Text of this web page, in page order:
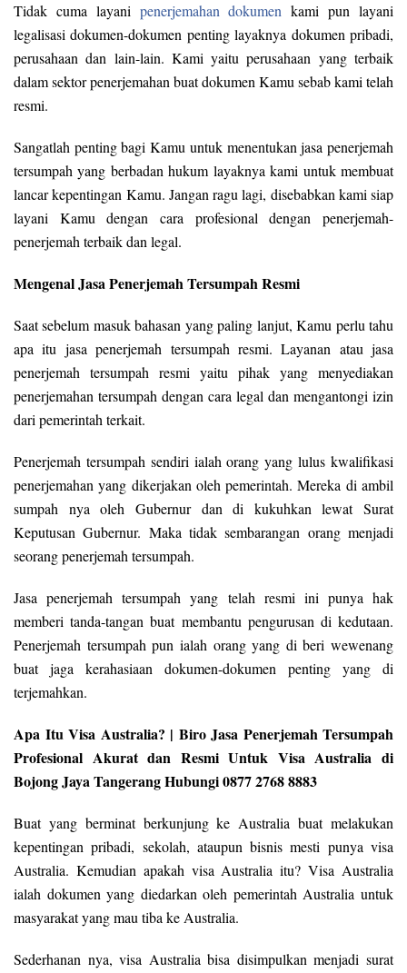
Tidak cuma layani penerjemahan dokumen kami pun layani
legalisasi dokumen-dokumen penting layaknya dokumen pribadi,
perusahaan dan lain-lain. Kami yaitu perusahaan yang terbaik
dalam sektor penerjemahan buat dokumen Kamu sebab kami telah
resmi.
Sangatlah penting bagi Kamu untuk menentukan jasa penerjemah
tersumpah yang berbadan hukum layaknya kami untuk membuat
lancar kepentingan Kamu. Jangan ragu lagi, disebabkan kami siap
layani Kamu dengan cara profesional dengan penerjemah-
penerjemah terbaik dan legal.
Mengenal Jasa Penerjemah Tersumpah Resmi
Saat sebelum masuk bahasan yang paling lanjut, Kamu perlu tahu
apa itu jasa penerjemah tersumpah resmi. Layanan atau jasa
penerjemah tersumpah resmi yaitu pihak yang menyediakan
penerjemahan tersumpah dengan cara legal dan mengantongi izin
dari pemerintah terkait.
Penerjemah tersumpah sendiri ialah orang yang lulus kwalifikasi
penerjemahan yang dikerjakan oleh pemerintah. Mereka di ambil
sumpah nya oleh Gubernur dan di kukuhkan lewat Surat
Keputusan Gubernur. Maka tidak sembarangan orang menjadi
seorang penerjemah tersumpah.
Jasa penerjemah tersumpah yang telah resmi ini punya hak
memberi tanda-tangan buat membantu pengurusan di kedutaan.
Penerjemah tersumpah pun ialah orang yang di beri wewenang
buat jaga kerahasiaan dokumen-dokumen penting yang di
terjemahkan.
Apa Itu Visa Australia? | Biro Jasa Penerjemah Tersumpah
Profesional Akurat dan Resmi Untuk Visa Australia di
Bojong Jaya Tangerang Hubungi 0877 2768 8883
Buat yang berminat berkunjung ke Australia buat melakukan
kepentingan pribadi, sekolah, ataupun bisnis mesti punya visa
Australia. Kemudian apakah visa Australia itu? Visa Australia
ialah dokumen yang diedarkan oleh pemerintah Australia untuk
masyarakat yang mau tiba ke Australia.
Sederhanan nya, visa Australia bisa disimpulkan menjadi surat